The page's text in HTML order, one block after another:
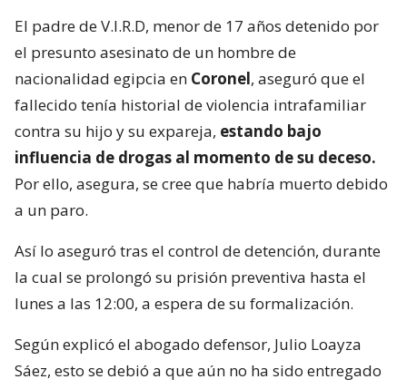
El padre de V.I.R.D, menor de 17 años detenido por
el presunto asesinato de un hombre de
nacionalidad egipcia en Coronel, aseguró que el
fallecido tenía historial de violencia intrafamiliar
contra su hijo y su expareja, estando bajo
influencia de drogas al momento de su deceso.
Por ello, asegura, se cree que habría muerto debido
a un paro.
Así lo aseguró tras el control de detención, durante
la cual se prolongó su prisión preventiva hasta el
lunes a las 12:00, a espera de su formalización.
Según explicó el abogado defensor, Julio Loayza
Sáez, esto se debió a que aún no ha sido entregado